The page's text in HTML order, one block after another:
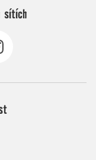
sítích